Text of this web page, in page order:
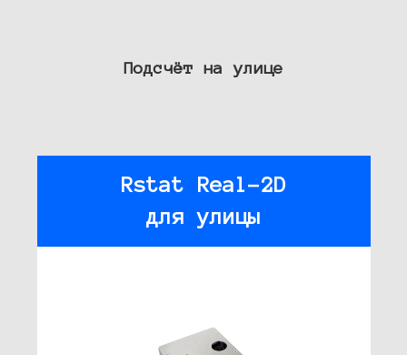
Подсчёт на улице
Rstat Real-2D
для улицы